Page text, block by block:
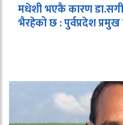
मधेशी भएकै कारण
भैरहेको छ : पुर्वप्रदेश प्रमुख